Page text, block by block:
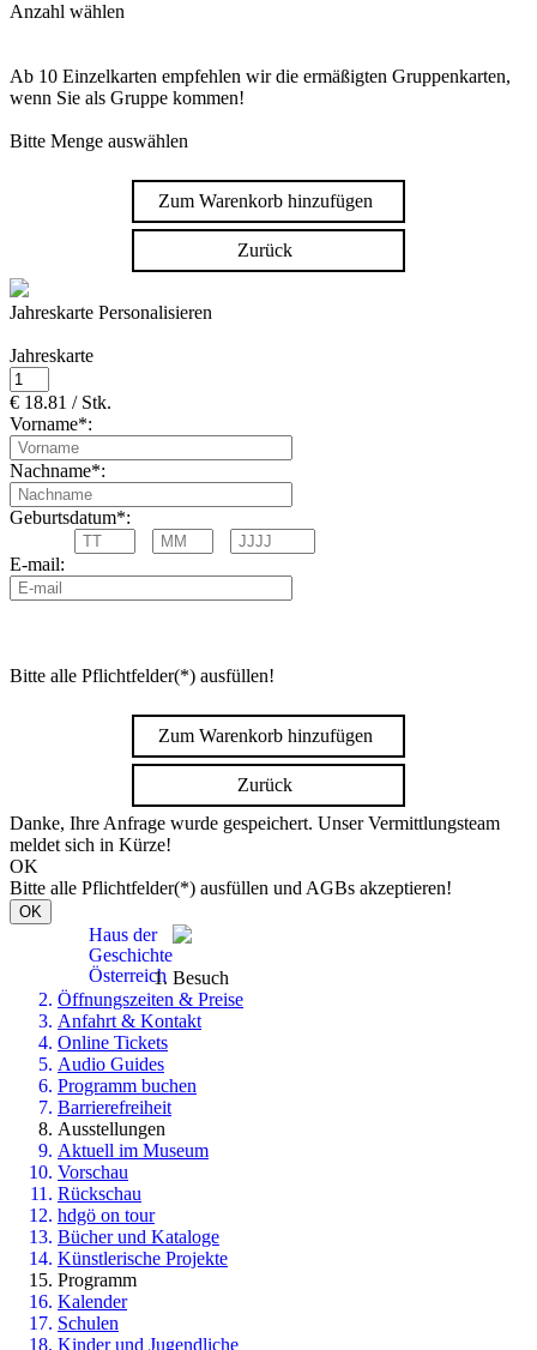
Anzahl wählen
Ab 10 Einzelkarten empfehlen wir die ermäßigten Gruppenkarten,
wenn Sie als Gruppe kommen!
Bitte Menge auswählen
Zum Warenkorb hinzufügen
Zurück
Jahreskarte Personalisieren
Jahreskarte
€ 18.81 / Stk.
Vorname*:
Nachname*:
Geburtsdatum*:
E-mail:
Bitte alle Pflichtfelder(*) ausfüllen!
Zum Warenkorb hinzufügen
Zurück
Danke, Ihre Anfrage wurde gespeichert. Unser Vermittlungsteam
meldet sich in Kürze!
OK
Bitte alle Pflichtfelder(*) ausfüllen und AGBs akzeptieren!
OK
Haus der
Geschichte
Österreich Besuch
Öffnungszeiten & Preise
Anfahrt & Kontakt
Online Tickets
Audio Guides
Programm buchen
Barrierefreiheit
Ausstellungen
Aktuell im Museum
Vorschau
Rückschau
hdgö on tour
Bücher und Kataloge
Künstlerische Projekte
Programm
Kalender
Schulen
Kinder und Jugendliche